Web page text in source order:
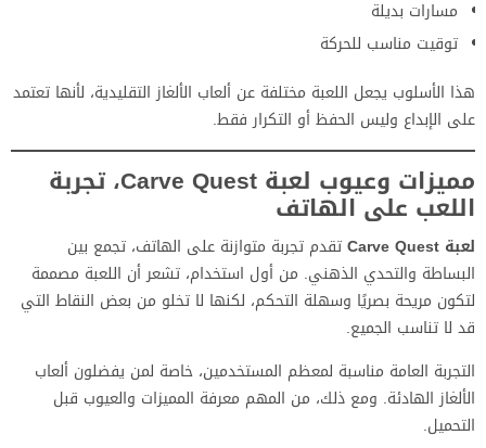
مسارات بديلة
توقيت مناسب للحركة
هذا الأسلوب يجعل اللعبة مختلفة عن ألعاب الألغاز التقليدية، لأنها تعتمد
على الإبداع وليس الحفظ أو التكرار فقط.
مميزات وعيوب لعبة Carve Quest، تجربة
اللعب على الهاتف
لعبة Carve Quest
تقدم تجربة متوازنة على الهاتف، تجمع بين
البساطة والتحدي الذهني. من أول استخدام، تشعر أن اللعبة مصممة
لتكون مريحة بصريًا وسهلة التحكم، لكنها لا تخلو من بعض النقاط التي
قد لا تناسب الجميع.
التجربة العامة مناسبة لمعظم المستخدمين، خاصة لمن يفضلون ألعاب
الألغاز الهادئة. ومع ذلك، من المهم معرفة المميزات والعيوب قبل
التحميل.